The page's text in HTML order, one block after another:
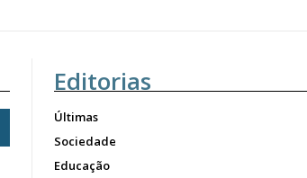
Editorias
Últimas
Sociedade
Educação